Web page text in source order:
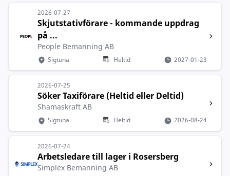
2026-07-27
Skjutstativförare - kommande uppdrag
på ...
People Bemanning AB
Sigtuna Heltid 2027-01-23
2026-07-25
Söker Taxiförare (Heltid eller Deltid)
Shamaskraft AB
Sigtuna Heltid 2026-08-24
2026-07-24
Arbetsledare till lager i Rosersberg
Simplex Bemanning AB